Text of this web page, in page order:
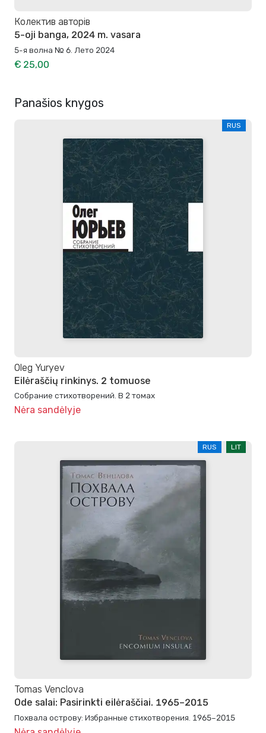
Колектив авторів
5-oji banga, 2024 m. vasara
5-я волна № 6. Лето 2024
€ 25,00
Panašios knygos
RUS
Oleg Yuryev
Eilėraščių rinkinys. 2 tomuose
Собрание стихотворений. В 2 томах
Nėra sandėlyje
RUS LIT
Tomas Venclova
Ode salai: Pasirinkti eilėraščiai. 1965–2015
Похвала острову: Избранные стихотворения. 1965–2015